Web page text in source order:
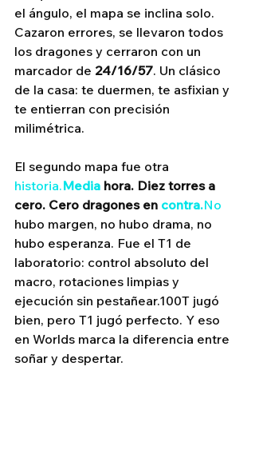
el ángulo, el mapa se inclina solo.
Cazaron errores, se llevaron todos
los dragones y cerraron con un
marcador de 24/16/57. Un clásico
de la casa: te duermen, te asfixian y
te entierran con precisión
milimétrica.
El segundo mapa fue otra
historia.Media hora. Diez torres a
cero. Cero dragones en contra.No
hubo margen, no hubo drama, no
hubo esperanza. Fue el T1 de
laboratorio: control absoluto del
macro, rotaciones limpias y
ejecución sin pestañear.100T jugó
bien, pero T1 jugó perfecto. Y eso
en Worlds marca la diferencia entre
soñar y despertar.